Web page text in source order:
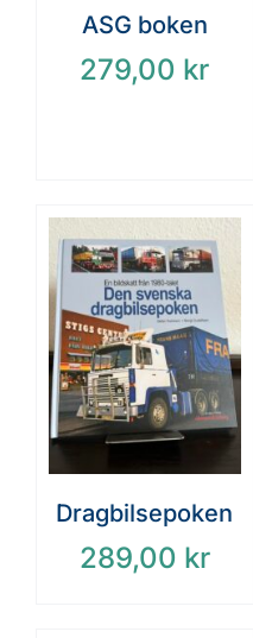
ASG boken
279,00 kr
Dragbilsepoken
289,00 kr